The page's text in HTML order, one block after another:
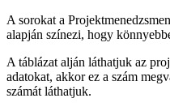
A sorokat a
alapján színezi, hogy
A táblázat alján láthatjuk az
adatokat, akkor ez a szám
számát láthatjuk.